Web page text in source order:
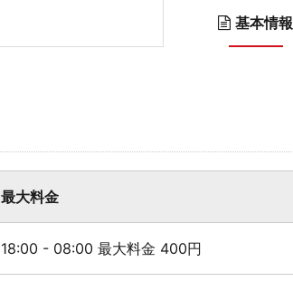
基本情報
最大料金
18:00 - 08:00 最大料金 400円